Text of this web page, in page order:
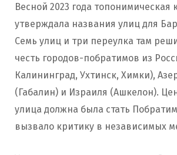
Весной 2023 года топонимическая
утверждала названия улиц для
Семь улиц и три переулка там
честь городов-побратимов из
Калининград, Ухтинск, Химки),
(Габалин) и Израиля (Ашкелон).
улица должна была стать
вызвало критику в независимых